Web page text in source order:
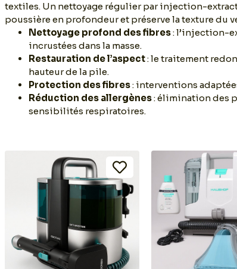
textiles. Un nettoyage régulier par injection-
poussière en profondeur et préserve la texture du
Nettoyage profond des fibres: l’injection-
incrustées dans la masse.
Restauration de l’aspect: le traitement
hauteur de la pile.
Protection des fibres: interventions
Réduction des allergènes: élimination des
sensibilités respiratoires.